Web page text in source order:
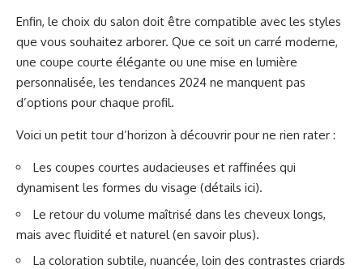
Enfin, le choix du salon doit être compatible avec les styles
que vous souhaitez arborer. Que ce soit un carré moderne,
une coupe courte élégante ou une mise en lumière
personnalisée, les tendances 2024 ne manquent pas
d’options pour chaque profil.
Voici un petit tour d’horizon à découvrir pour ne rien rater :
Les coupes courtes audacieuses et raffinées qui
dynamisent les formes du visage (détails ici).
Le retour du volume maîtrisé dans les cheveux longs,
mais avec fluidité et naturel (en savoir plus).
La coloration subtile, nuancée, loin des contrastes criards